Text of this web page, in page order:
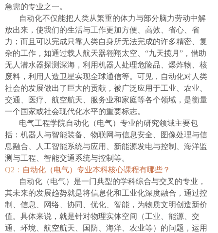
急需的专业之一。
自动化不仅能把人类从繁重的体力与部分脑力劳动中解
放出来，使我们的生活与工作更加方便、高效、省心、省
力；而且可以完成只靠人类自身所无法完成的许多精密、复
杂的工作，如通过载人航天器翱翔太空、 “九天揽月 ” ，借助
无人潜水器探测深海，利用机器人处理危险品、爆炸物、核
废料，利用人造卫星实现全球通信等。可见，自动化对人类
社会的发展做出了巨大的贡献，被广泛应用于工业、农业、
交通、医疗、航空航天、服务业和家庭等各个领域，是衡量
一个国家或社会现代化水平的重要标志。
电气工程学院自动化（电气）专业的研究领域主要包
括：机器人与智能装备、物联网与信息安全、图像处理与信
息融合、人工智能系统与应用、新能源发电与控制、海洋监
测与工程、智能交通系统与控制等。
Q2 ： 自动化（电气）专业本科核心课程有哪些？
自动化（电气）是一门典型的学科综合与交叉的专业，
其未来的发展趋势就是将信息化和工业化深度融合，通过控
制、信息、网络、协同、优化、智能，为物质文明创造新价
值。具体来说，就是针对物理实体空间（工业、能源、交
通、环境、航空航天、国防、海洋、农业等）的问题，运用